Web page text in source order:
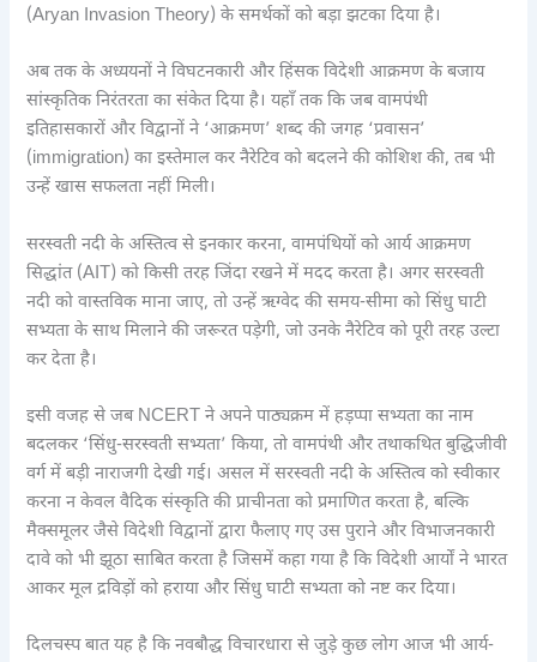
(Aryan Invasion Theory) के समर्थकों को बड़ा झटका दिया है।
अब तक के अध्ययनों ने विघटनकारी और हिंसक विदेशी आक्रमण के बजाय
सांस्कृतिक निरंतरता का संकेत दिया है। यहाँ तक कि जब वामपंथी
इतिहासकारों और विद्वानों ने ‘आक्रमण’ शब्द की जगह ‘प्रवासन’
(immigration) का इस्तेमाल कर नैरेटिव को बदलने की कोशिश की, तब भी
उन्हें खास सफलता नहीं मिली।
सरस्वती नदी के अस्तित्व से इनकार करना, वामपंथियों को आर्य आक्रमण
सिद्धांत (AIT) को किसी तरह जिंदा रखने में मदद करता है। अगर सरस्वती
नदी को वास्तविक माना जाए, तो उन्हें ऋग्वेद की समय-सीमा को सिंधु घाटी
सभ्यता के साथ मिलाने की जरूरत पड़ेगी, जो उनके नैरेटिव को पूरी तरह उल्टा
कर देता है।
इसी वजह से जब NCERT ने अपने पाठ्यक्रम में हड़प्पा सभ्यता का नाम
बदलकर ‘सिंधु-सरस्वती सभ्यता’ किया, तो वामपंथी और तथाकथित बुद्धिजीवी
वर्ग में बड़ी नाराजगी देखी गई। असल में सरस्वती नदी के अस्तित्व को स्वीकार
करना न केवल वैदिक संस्कृति की प्राचीनता को प्रमाणित करता है, बल्कि
मैक्समूलर जैसे विदेशी विद्वानों द्वारा फैलाए गए उस पुराने और विभाजनकारी
दावे को भी झूठा साबित करता है जिसमें कहा गया है कि विदेशी आर्यों ने भारत
आकर मूल द्रविड़ों को हराया और सिंधु घाटी सभ्यता को नष्ट कर दिया।
दिलचस्प बात यह है कि नवबौद्ध विचारधारा से जुड़े कुछ लोग आज भी आर्य-